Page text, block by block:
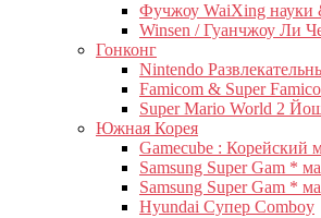
Фучжоу WaiXing науки
Winsen / Гуанчжоу Ли
Гонконг
Nintendo
Famicom & Super
Super Mario World 2
Южная Корея
Gamecube : Корейский
Samsung Super Gam *
Samsung Super Gam *
Hyundai Супер Comboy